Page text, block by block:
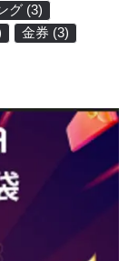
グ (3)
金券 (3)